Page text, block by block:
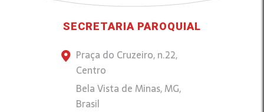
SECRETARIA PAROQUIAL
Praça do Cruzeiro, n.22,
Centro
Bela Vista de Minas, MG,
Brasil